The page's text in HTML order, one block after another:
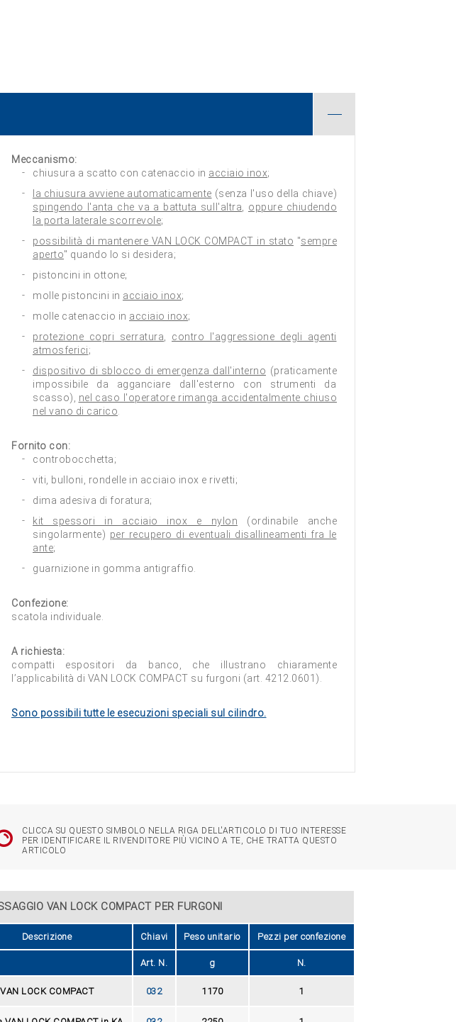
Meccanismo:
chiusura a scatto con catenaccio in acciaio inox;
la chiusura avviene automaticamente (senza l'uso della chiave)
spingendo l'anta che va a battuta sull'altra
oppure chiudendo
la porta laterale scorrevole;
possibilità di mantenere VAN LOCK COMPACT in stato "sempre
aperto" quando lo si desidera;
pistoncini in ottone;
molle pistoncini in acciaio inox;
molle catenaccio in acciaio inox;
protezione copri serratura
contro l'aggressione degli agenti
atmosferici;
dispositivo di sblocco di emergenza dall'interno (praticamente
impossibile da agganciare dall'esterno con strumenti da
scasso), nel caso l'operatore rimanga accidentalmente chiuso
nel vano di carico
Fornito con:
controbocchetta;
viti, bulloni, rondelle in acciaio inox e rivetti;
dima adesiva di foratura;
kit spessori in acciaio inox e nylon (ordinabile anche
singolarmente) per recupero di eventuali disallineamenti fra le
ante;
guarnizione in gomma antigraffio.
Confezione:
scatola individuale.
A richiesta:
compatti espositori da banco, che illustrano chiaramente
l’applicabilità di VAN LOCK COMPACT su furgoni (art. 4212.0601).
Sono possibili tutte le esecuzioni speciali sul cilindro.
CLICCA SU QUESTO SIMBOLO NELLA RIGA DELL'ARTICOLO DI TUO INTERESSE
PER IDENTIFICARE IL RIVENDITORE PIÙ VICINO A TE, CHE TRATTA QUESTO
ARTICOLO
VAN LOCK COMPACT PER FURGONI
Descrizione Chiavi Peso unitario Pezzi per confezione
Art. N. g N.
VAN LOCK COMPACT 032 1170 1